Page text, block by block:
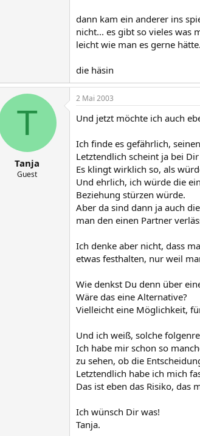
dann kam ein anderer ins
nicht... es gibt so vieles was
leicht wie man es gerne
die häsin
T
Tanja
Guest
2 Mai 2003
Und jetzt möchte ich auch
Ich finde es gefährlich,
Letztendlich scheint ja bei
Es klingt wirklich so, als
Und ehrlich, ich würde die
Beziehung stürzen würde.
Aber da sind dann ja auch
man den einen Partner
Ich denke aber nicht, dass
etwas festhalten, nur weil
Wie denkst Du denn über
Wäre das eine Alternative?
Vielleicht eine Möglichkeit,
Und ich weiß, solche
Ich habe mir schon so
zu sehen, ob die
Letztendlich habe ich mich
Das ist eben das Risiko, das
Ich wünsch Dir was!
Tanja.